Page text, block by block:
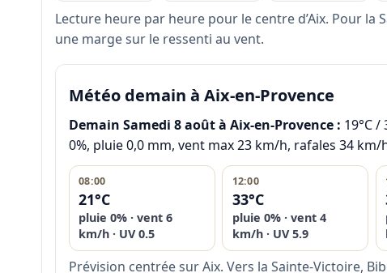
Lecture heure par heure pour le centre d’Aix. Pour la
une marge sur le ressenti au vent.
Météo demain à Aix-en-Provence
Demain Samedi 8 août à Aix-en-Provence : 19°C
0%, pluie 0,0 mm, vent max 23 km/h, rafales 34 km/
08:00
21°C
pluie 0% · vent 6
km/h · UV 0.5
12:00
33°C
pluie 0% · vent 4
km/h · UV 5.9
Prévision centrée sur Aix. Vers la Sainte-Victoire,